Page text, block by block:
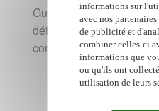
Guide de la mutuelle ou
définition de la mutuelle,
comment choisir sa
informations sur
avec nos
de publicité et
combiner celles-ci
informations que
ou qu'ils ont
utilisation de leurs